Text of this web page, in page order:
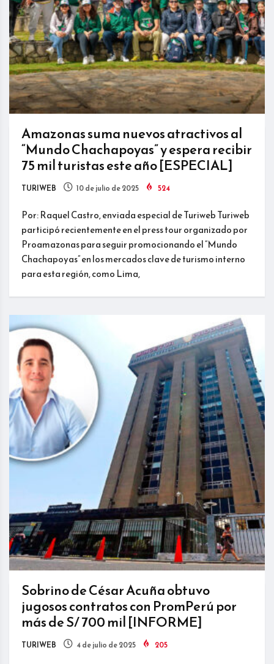
Amazonas suma nuevos atractivos al
“Mundo Chachapoyas” y espera recibir
75 mil turistas este año [ESPECIAL]
TURIWEB 10 de julio de 2025 524
Por: Raquel Castro, enviada especial de Turiweb Turiweb
participó recientemente en el press tour organizado por
Proamazonas para seguir promocionando el “Mundo
Chachapoyas” en los mercados clave de turismo interno
para esta región, como Lima,
Sobrino de César Acuña obtuvo
jugosos contratos con PromPerú por
más de S/ 700 mil [INFORME]
TURIWEB 4 de julio de 2025 205